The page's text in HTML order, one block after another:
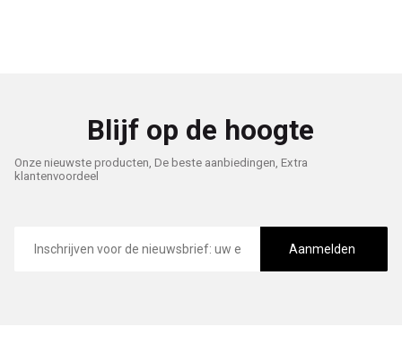
Blijf op de hoogte
Onze nieuwste producten, De beste aanbiedingen, Extra
klantenvoordeel
mailadres
Aanmelden